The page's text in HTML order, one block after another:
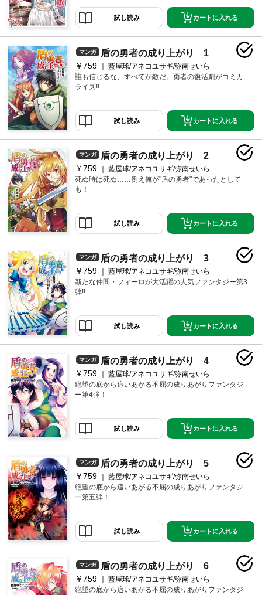
試し読み カートに入れる
マンガ 盾の勇者の成り上がり 1
￥759
藍屋球/アネコユサギ/弥南せいら
誰も信じるな、すべてが敵だ。勇者の復活劇がコミカ
ライズ!!
試し読み カートに入れる
マンガ 盾の勇者の成り上がり 2
￥759
藍屋球/アネコユサギ/弥南せいら
死ぬ時は死ぬ……例え俺が"盾の勇者"であったとして
も！
試し読み カートに入れる
マンガ 盾の勇者の成り上がり 3
￥759
藍屋球/アネコユサギ/弥南せいら
新たな仲間・フィーロが大活躍の人気ファンタジー第3
弾!!
試し読み カートに入れる
マンガ 盾の勇者の成り上がり 4
￥759
藍屋球/アネコユサギ/弥南せいら
絶望の底から這いあがる不屈の成りあがりファンタジ
ー第4弾！
試し読み カートに入れる
マンガ 盾の勇者の成り上がり 5
￥759
藍屋球/アネコユサギ/弥南せいら
絶望の底から這いあがる不屈の成りあがりファンタジ
ー第五弾！
試し読み カートに入れる
マンガ 盾の勇者の成り上がり 6
￥759
藍屋球/アネコユサギ/弥南せいら
絶望の底から這いあがる不屈の成りあがりファンタジ